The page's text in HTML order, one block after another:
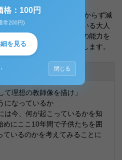
の付き合い」を少なからず減
合えばいいか、わかっている大人
いでしょうが、今からその能力を
せるべきではない気もします。
て理想の教師像を描け」
になっているか
は今、何が起こっているかを知
めにここ10年間で子供たちを囲
いるのかを考えてみることに
格：100円
常200円)
を見る
閉じる